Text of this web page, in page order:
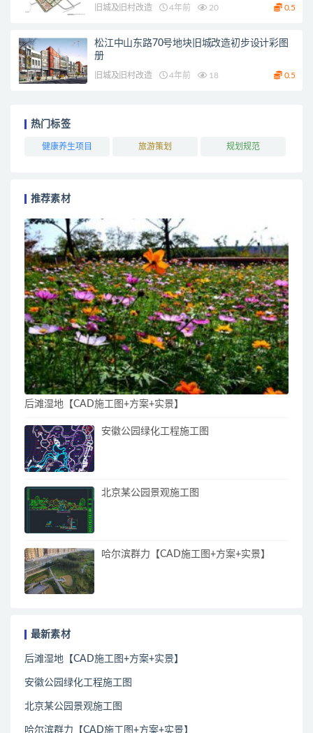
旧城及旧村改造 4年前 20 0.5
松江中山东路70号地块旧城改造初步设计彩图
册
旧城及旧村改造 4年前 18 0.5
热门标签
健康养生项目 旅游策划 规划规范
推荐素材
后滩湿地【CAD施工图+方案+实景】
安徽公园绿化工程施工图
北京某公园景观施工图
哈尔滨群力【CAD施工图+方案+实景】
最新素材
后滩湿地【CAD施工图+方案+实景】
安徽公园绿化工程施工图
北京某公园景观施工图
哈尔滨群力【CAD施工图+方案+实景】